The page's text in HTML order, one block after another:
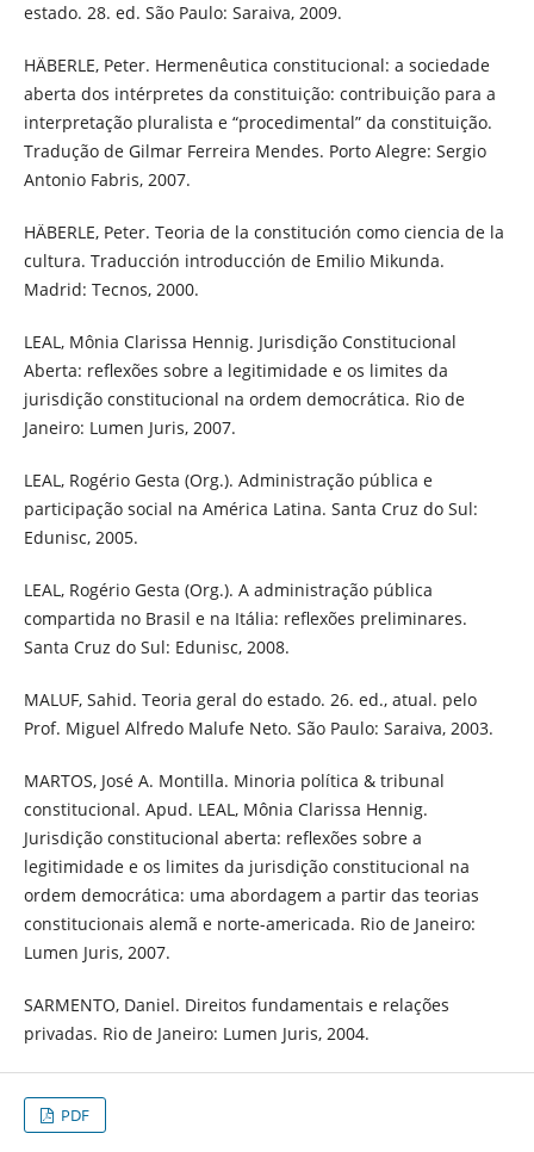
estado. 28. ed. São Paulo: Saraiva, 2009.
HÄBERLE, Peter. Hermenêutica constitucional: a sociedade
aberta dos intérpretes da constituição: contribuição para a
interpretação pluralista e “procedimental” da constituição.
Tradução de Gilmar Ferreira Mendes. Porto Alegre: Sergio
Antonio Fabris, 2007.
HÄBERLE, Peter. Teoria de la constitución como ciencia de la
cultura. Traducción introducción de Emilio Mikunda.
Madrid: Tecnos, 2000.
LEAL, Mônia Clarissa Hennig. Jurisdição Constitucional
Aberta: reflexões sobre a legitimidade e os limites da
jurisdição constitucional na ordem democrática. Rio de
Janeiro: Lumen Juris, 2007.
LEAL, Rogério Gesta (Org.). Administração pública e
participação social na América Latina. Santa Cruz do Sul:
Edunisc, 2005.
LEAL, Rogério Gesta (Org.). A administração pública
compartida no Brasil e na Itália: reflexões preliminares.
Santa Cruz do Sul: Edunisc, 2008.
MALUF, Sahid. Teoria geral do estado. 26. ed., atual. pelo
Prof. Miguel Alfredo Malufe Neto. São Paulo: Saraiva, 2003.
MARTOS, José A. Montilla. Minoria política & tribunal
constitucional. Apud. LEAL, Mônia Clarissa Hennig.
Jurisdição constitucional aberta: reflexões sobre a
legitimidade e os limites da jurisdição constitucional na
ordem democrática: uma abordagem a partir das teorias
constitucionais alemã e norte-americada. Rio de Janeiro:
Lumen Juris, 2007.
SARMENTO, Daniel. Direitos fundamentais e relações
privadas. Rio de Janeiro: Lumen Juris, 2004.
PDF